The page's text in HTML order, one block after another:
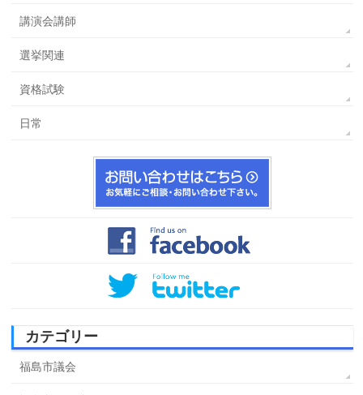
講演会講師
選挙関連
資格試験
日常
カテゴリー
福島市議会